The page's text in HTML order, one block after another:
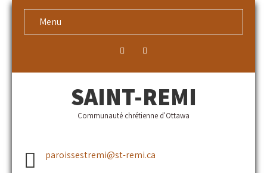
Menu
SAINT-REMI
Communauté chrétienne d'Ottawa
paroissestremi@st-remi.ca